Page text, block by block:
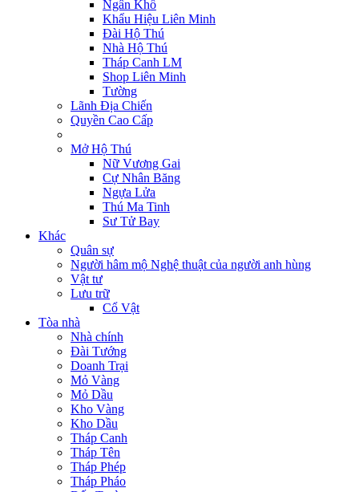
Ngân Khố
Khẩu Hiệu Liên Minh
Đài Hộ Thú
Nhà Hộ Thú
Tháp Canh LM
Shop Liên Minh
Tường
Lãnh Địa Chiến
Quyền Cao Cấp
Mở Hộ Thú
Nữ Vương Gai
Cự Nhân Băng
Ngựa Lửa
Thú Ma Tinh
Sư Tử Bay
Khác
Quân sự
Người hâm mộ Nghệ thuật của người anh hùng
Vật tư
Lưu trữ
Cổ Vật
Tòa nhà
Nhà chính
Đài Tướng
Doanh Trại
Mỏ Vàng
Mỏ Dầu
Kho Vàng
Kho Dầu
Tháp Canh
Tháp Tên
Tháp Phép
Tháp Pháo